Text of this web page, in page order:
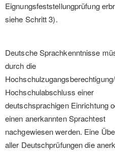
Eignungsfeststellungprüfung
siehe Schritt 3).
Deutsche Sprachkenntnisse
durch die
Hochschulabschluss einer
deutschsprachigen Einrichtung
einen anerkannten Sprachtest
nachgewiesen werden. Eine
aller Deutschprüfungen die